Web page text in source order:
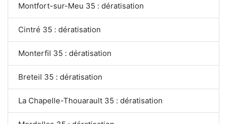
Montfort-sur-Meu 35 : dératisation
Cintré 35 : dératisation
Monterfil 35 : dératisation
Breteil 35 : dératisation
La Chapelle-Thouarault 35 : dératisation